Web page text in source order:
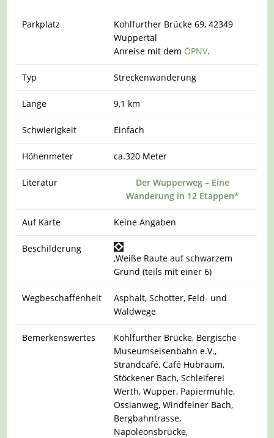
Parkplatz
Kohlfurther Brücke 69, 42349
Wuppertal
Anreise mit dem ÖPNV.
Typ Streckenwanderung
Länge 9,1 km
Schwierigkeit Einfach
Höhenmeter ca.320 Meter
Literatur
Der Wupperweg – Eine
Wanderung in 12 Etappen*
Auf Karte Keine Angaben
Beschilderung
,Weiße Raute auf schwarzem
Grund (teils mit einer 6)
Wegbeschaffenheit
Asphalt, Schotter, Feld- und
Waldwege
Bemerkenswertes
Kohlfurther Brücke, Bergische
Museumseisenbahn e.V.,
Strandcafé, Café Hubraum,
Stöckener Bach, Schleiferei
Werth, Wupper, Papiermühle,
Ossianweg, Windfelner Bach,
Bergbahntrasse,
Napoleonsbrücke,